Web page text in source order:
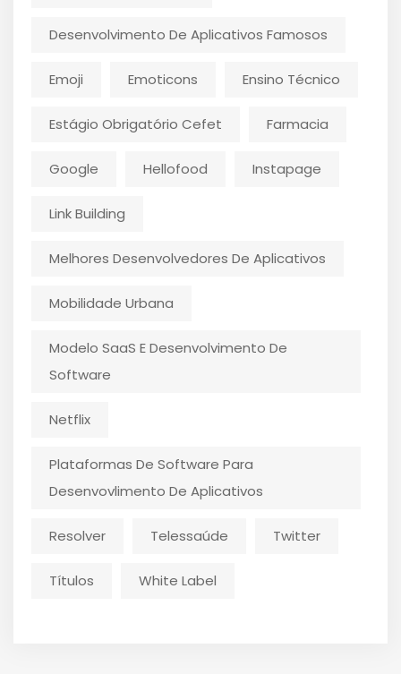
Desenvolvimento De Aplicativos Famosos
Emoji Emoticons Ensino Técnico
Estágio Obrigatório Cefet Farmacia
Google Hellofood Instapage
Link Building
Melhores Desenvolvedores De Aplicativos
Mobilidade Urbana
Modelo SaaS E Desenvolvimento De
Software
Netflix
Plataformas De Software Para
Desenvovlimento De Aplicativos
Resolver Telessaúde Twitter
Títulos White Label